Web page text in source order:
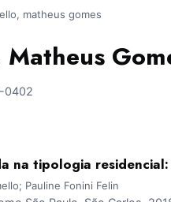
matheus gomes
0402
na tipologia
Pauline Fonini Felin